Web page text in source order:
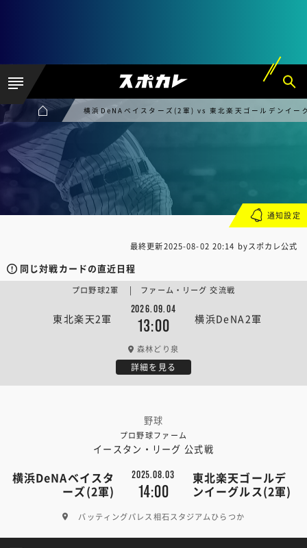
横浜DeNAベイスターズ(2軍) vs 東北楽天ゴールデンイー
最終更新2025-08-02 20:14 byスポカレ公式
同じ対戦カードの直近日程
東北楽天2軍
2026.09.04
13:00 横浜DeNA2軍
プロ野球2軍 | ファーム・リーグ 交流戦
森林どり泉
詳細を見る
野球
プロ野球ファーム
イースタン・リーグ 公式戦
横浜DeNAベイスタ
ーズ(2軍)
2025.08.03
14:00
東北楽天ゴールデ
ンイーグルス(2軍)
バッティングパレス相石スタジアムひらつか
通知設定